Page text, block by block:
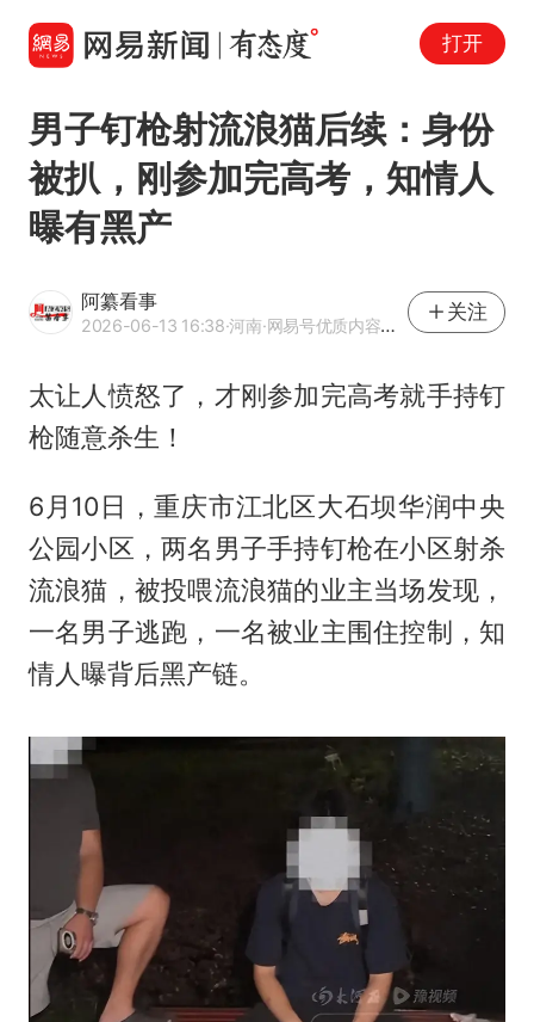
打开
男子钉枪射流浪猫后续：身份
被扒，刚参加完高考，知情人
曝有黑产
阿纂看事
2026-06-13 16:38·河南·网易号优质内容创作者
关注
太让人愤怒了，才刚参加完高考就手持钉
枪随意杀生！
6月10日，重庆市江北区大石坝华润中央
公园小区，两名男子手持钉枪在小区射杀
流浪猫，被投喂流浪猫的业主当场发现，
一名男子逃跑，一名被业主围住控制，知
情人曝背后黑产链。